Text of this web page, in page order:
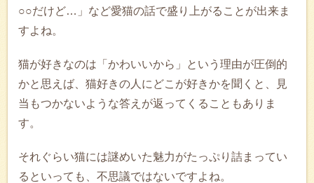
○○だけど…」など愛猫の話で盛り上がることが出来ま
すよね。
猫が好きなのは「かわいいから」という理由が圧倒的
かと思えば、猫好きの人にどこが好きかを聞くと、見
当もつかないような答えが返ってくることもありま
す。
それぐらい猫には謎めいた魅力がたっぷり詰まってい
るといっても、不思議ではないですよね。